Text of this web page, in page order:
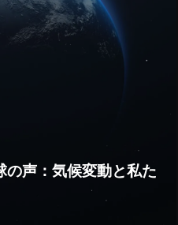
の声：気候変動と私た